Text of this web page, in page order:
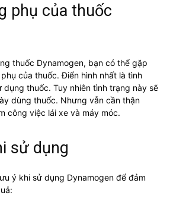
phụ của thuốc
thuốc Dynamogen, bạn có thể gặp
của thuốc. Điển hình nhất là tình
thuốc. Tuy nhiên tình trạng này sẽ
dùng thuốc. Nhưng vẫn cần thận
công việc lái xe và máy móc.
sử dụng
ý khi sử dụng Dynamogen để đảm